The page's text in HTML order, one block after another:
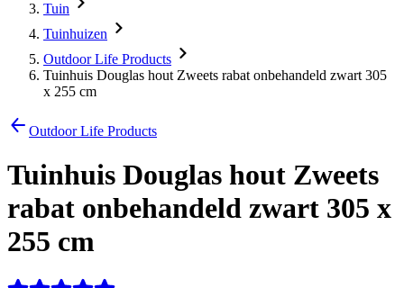
Tuin
Tuinhuizen
Outdoor Life Products
Tuinhuis Douglas hout Zweets rabat onbehandeld zwart 305
x 255 cm
Outdoor Life Products
Tuinhuis Douglas hout Zweets
rabat onbehandeld zwart 305 x
255 cm